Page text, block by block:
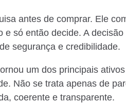
antes de comprar. Ele
e só então decide. A
segurança e credibilidade.
um dos principais
Não se trata apenas de
coerente e transparente.